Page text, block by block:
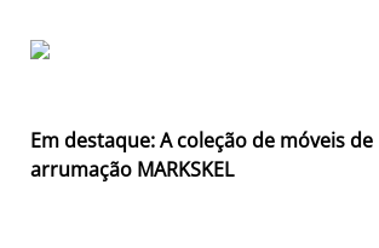
Em destaque: A coleção de móveis de
arrumação MARKSKEL